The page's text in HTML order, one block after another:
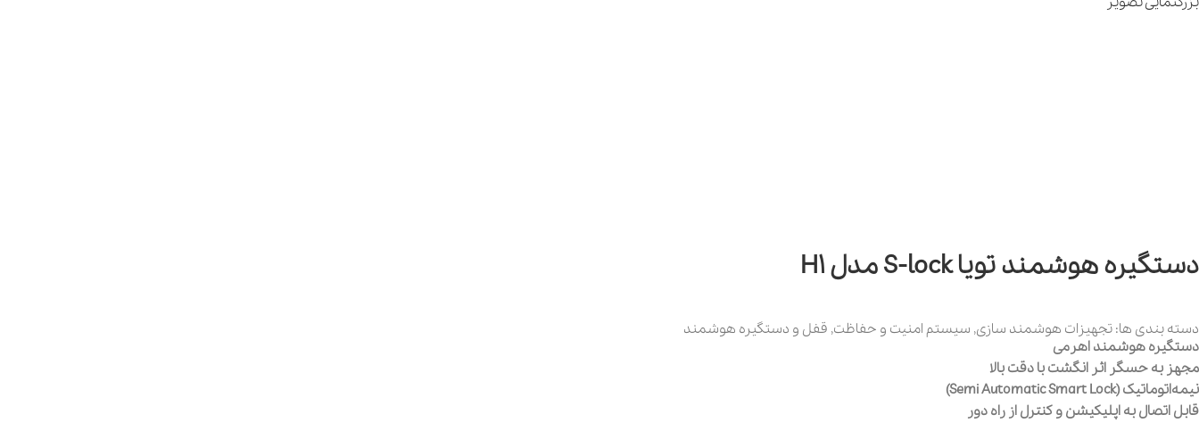
دستگیره هوشمند تویا S-lock مدل H1
دسته بندی ها:تجهیزات هوشمند سازی, سیستم امنیت و حفاظت, قفل و دستگیره هوشمند
دستگیره هوشمند اهرمی
مجهز به حسگر اثر انگشت با دقت بالا
نیمه‌اتوماتیک (Semi Automatic Smart Lock)
قابل اتصال به اپلیکیشن و کنترل از راه دور